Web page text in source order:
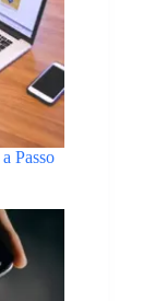
Passo